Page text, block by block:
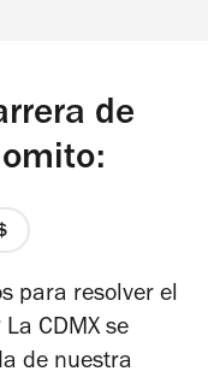
de
para resolver el
CDMX se
de nuestra